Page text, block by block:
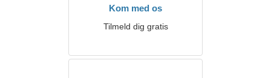
Kom med os
Tilmeld dig gratis